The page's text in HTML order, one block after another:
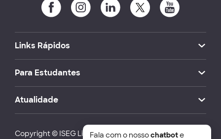
Links Rápidos
Para Estudantes
Atualidade
Copyright © ISEG Lisbon School of Economics and
Fala com o nossochatbote